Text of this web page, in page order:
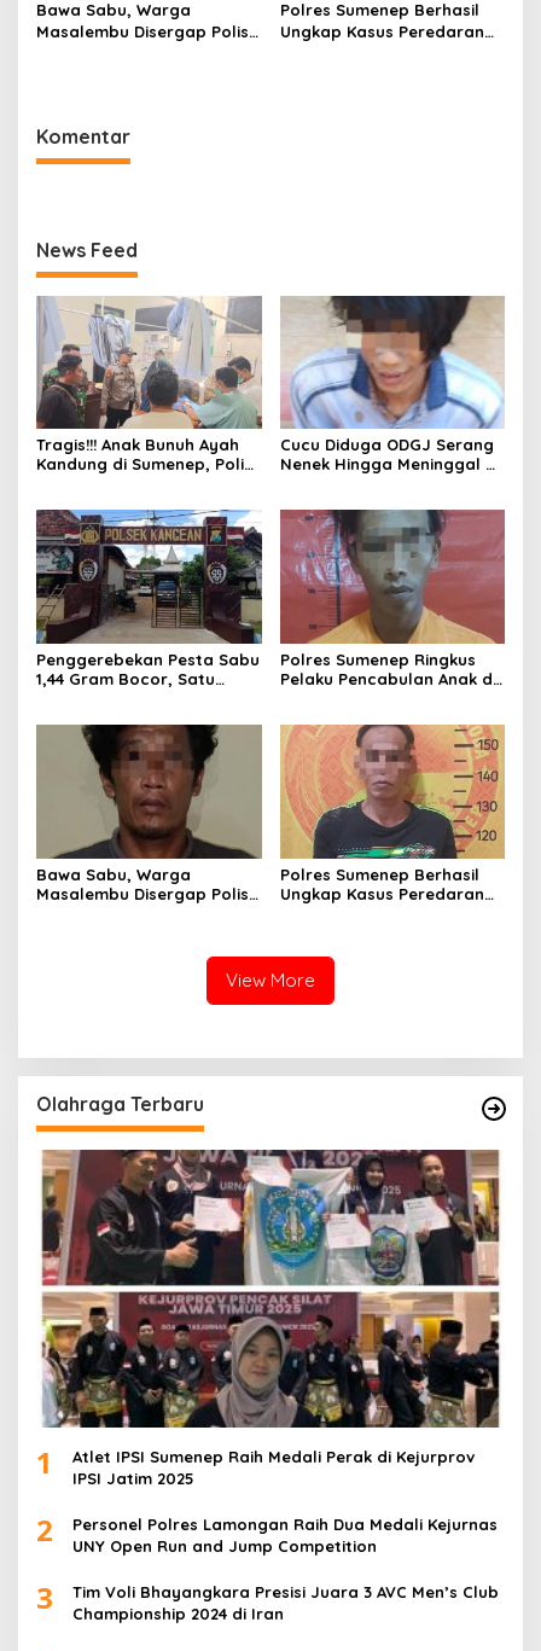
Bawa Sabu, Warga
Masalembu Disergap Polisi,
Polres Sumenep Berhasil
Ungkap Kasus Peredaran
Komentar
News Feed
Tragis!!! Anak Bunuh Ayah
Kandung di Sumenep, Polisi
Cucu Diduga ODGJ Serang
Nenek Hingga Meninggal di
Penggerebekan Pesta Sabu
1,44 Gram Bocor, Satu
Polres Sumenep Ringkus
Pelaku Pencabulan Anak di
Bawa Sabu, Warga
Masalembu Disergap Polisi,
Polres Sumenep Berhasil
Ungkap Kasus Peredaran
View More
Olahraga Terbaru
1
Atlet IPSI Sumenep Raih Medali Perak di Kejurprov
IPSI Jatim 2025
2
Personel Polres Lamongan Raih Dua Medali Kejurnas
UNY Open Run and Jump Competition
3
Tim Voli Bhayangkara Presisi Juara 3 AVC Men’s Club
Championship 2024 di Iran